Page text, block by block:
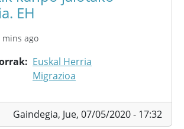
EH
ago
Euskal Herria
Migrazioa
Gaindegia, Jue, 07/05/2020 - 17:32